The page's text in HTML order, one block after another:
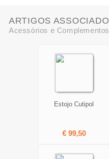
ARTIGOS
Acessórios e Complementos
Estojo Cutipol
€ 99,50